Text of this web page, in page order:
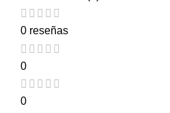
0 reseñas
0
0